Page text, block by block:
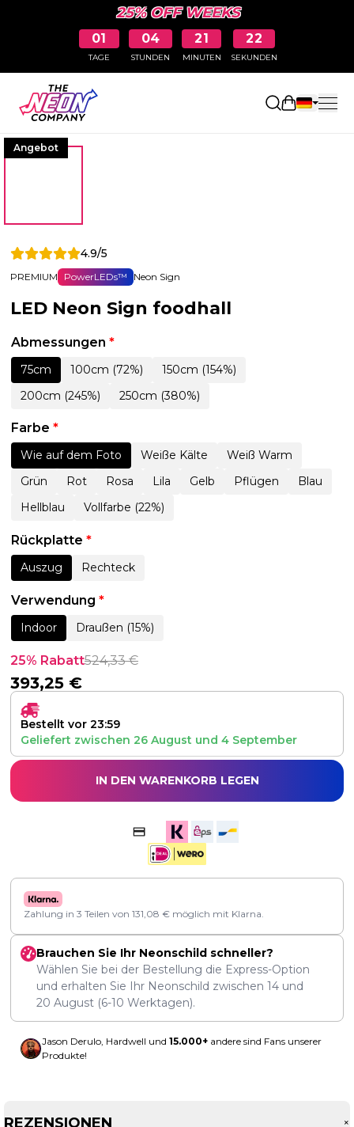
25% OFF WEEKS
01
TAGE
04
STUNDEN
21
MINUTEN
21
SEKUNDEN
Angebot
4.9/5
PREMIUM PowerLEDs™ Neon Sign
LED Neon Sign foodhall
Abmessungen *
75cm 100cm (72%)
150cm (154%)
200cm (245%)
250cm (380%)
Farbe *
Wie auf dem Foto Weiße Kälte
Weiß Warm
Grün
Rot Rosa Lila Gelb Pflügen
Blau
Hellblau
Vollfarbe (22%)
Rückplatte *
Auszug Rechteck
Verwendung *
Indoor Draußen (15%)
25% Rabatt524,33€
393,25 €
Bestellt vor 23:59
Geliefert zwischen 26 August und 4 September
IN DEN WARENKORB LEGEN
Zahlung in 3 Teilen von 131,08 € möglich mit Klarna.
Brauchen Sie Ihr Neonschild schneller?
Wählen Sie bei der Bestellung die Express-Option
und erhalten Sie Ihr Neonschild zwischen 14 und
20 August (6-10 Werktagen).
Jason Derulo, Hardwell und 15.000+ andere sind Fans unserer
Produkte!
REZENSIONEN +